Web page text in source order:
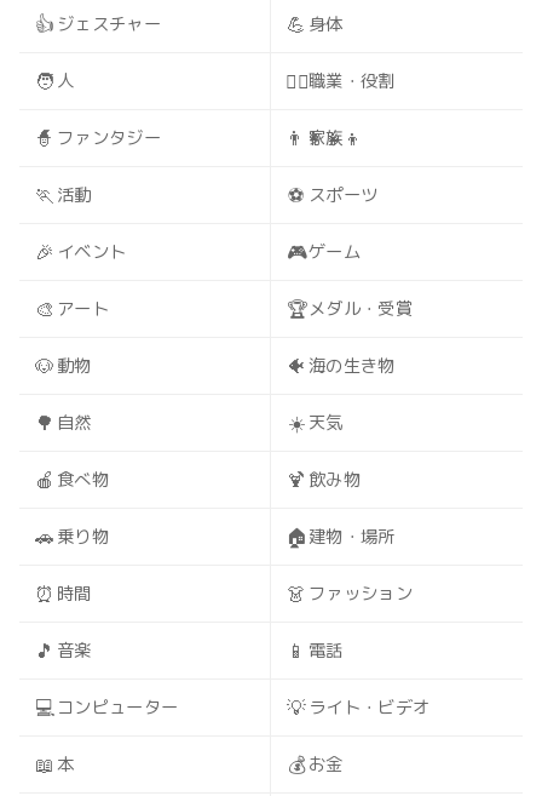
👍 ジェスチャー 💪 身体
🧑 人 🧑‍⚕️職業・役割
🧙 ファンタジー 👨‍👩‍👧‍👦
家族
🏃 活動 ⚽ スポーツ
🎉 イベント 🎮ゲーム
🎨 アート 🏆メダル・受賞
🐶 動物 🐠 海の生き物
🌳 自然 ☀️ 天気
🍎 食べ物 🍹 飲み物
🚗 乗り物 🏠 建物・場所
⏰ 時間 👗 ファッション
🎵 音楽 📱 電話
💻 コンピューター 💡 ライト・ビデオ
📖 本 💰お金